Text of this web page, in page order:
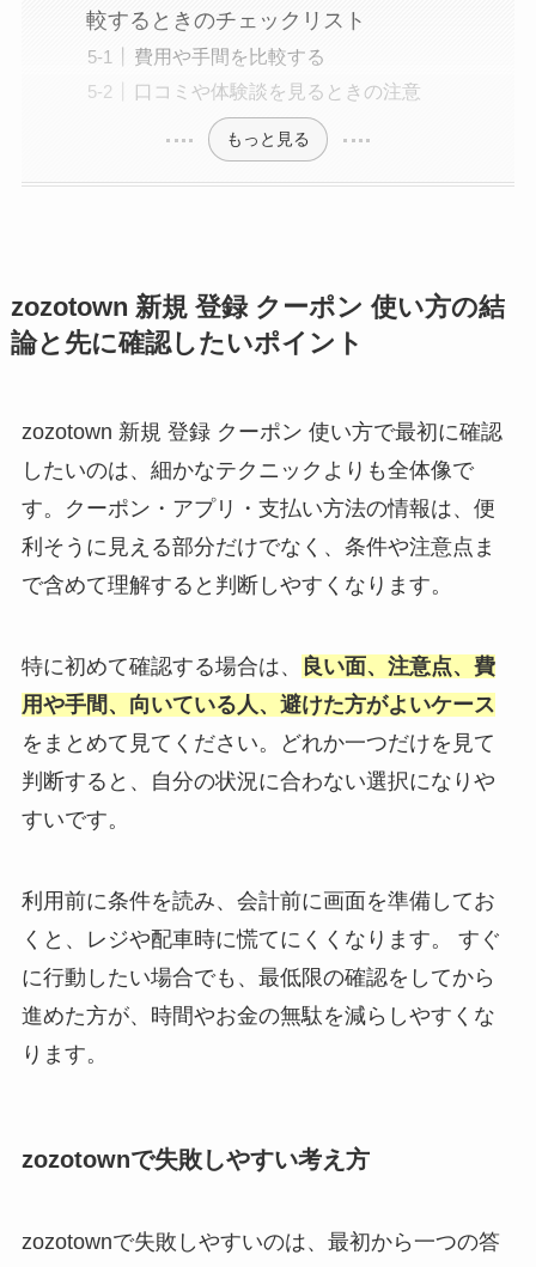
較するときのチェックリスト
費用や手間を比較する
口コミや体験談を見るときの注意
もっと見る
zozotown 新規 登録 クーポン 使い方の結
論と先に確認したいポイント
zozotown 新規 登録 クーポン 使い方で最初に確認
したいのは、細かなテクニックよりも全体像で
す。クーポン・アプリ・支払い方法の情報は、便
利そうに見える部分だけでなく、条件や注意点ま
で含めて理解すると判断しやすくなります。
特に初めて確認する場合は、
良い面、注意点、費
用や手間、向いている人、避けた方がよいケース
をまとめて見てください。どれか一つだけを見て
判断すると、自分の状況に合わない選択になりや
すいです。
利用前に条件を読み、会計前に画面を準備してお
くと、レジや配車時に慌てにくくなります。 すぐ
に行動したい場合でも、最低限の確認をしてから
進めた方が、時間やお金の無駄を減らしやすくな
ります。
zozotownで失敗しやすい考え方
zozotownで失敗しやすいのは、最初から一つの答